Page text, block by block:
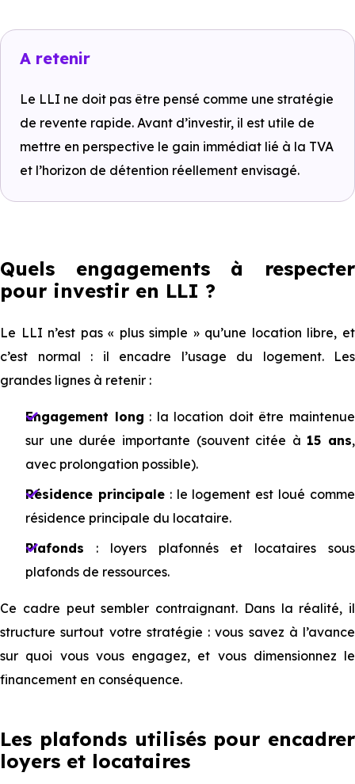
A retenir
Le LLI ne doit pas être pensé comme une stratégie
de revente rapide. Avant d’investir, il est utile de
mettre en perspective le gain immédiat lié à la TVA
et l’horizon de détention réellement envisagé.
Quels engagements à respecter
pour investir en LLI ?
Le LLI n’est pas « plus simple » qu’une location libre, et
c’est normal : il encadre l’usage du logement. Les
grandes lignes à retenir :
Engagement long : la location doit être maintenue
sur une durée importante (souvent citée à 15 ans,
avec prolongation possible).
Résidence principale: le logement est loué comme
résidence principale du locataire.
Plafonds : loyers plafonnés et locataires sous
plafonds de ressources.
Ce cadre peut sembler contraignant. Dans la réalité, il
structure surtout votre stratégie : vous savez à l’avance
sur quoi vous vous engagez, et vous dimensionnez le
financement en conséquence.
Les plafonds utilisés pour encadrer
loyers et locataires